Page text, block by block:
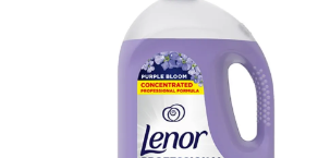
Nanolab Octová AVIVÁŽ testovací
Perlux Parfume Glamoure
Kuschelweich Aviváž Frische
Softlan Traumfrisch aviváž 1 l
Lenor Professional aviváž